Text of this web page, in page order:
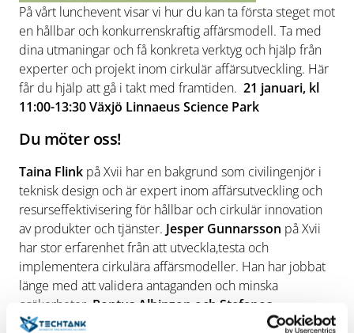
På vårt lunchevent visar vi hur du kan ta första steget mot
en hållbar och konkurrenskraftig affärsmodell. Ta med
dina utmaningar och få konkreta verktyg och hjälp från
experter och projekt inom cirkulär affärsutveckling. Här
får du hjälp att gå i takt med framtiden. 21 januari, kl
11:00-13:30 Växjö Linnaeus Science Park
Du möter oss!
Taina Flink på Xvii har en bakgrund som civilingenjör i
teknisk design och är expert inom affärsutveckling och
resurseffektivisering för hållbar och cirkulär innovation
av produkter och tjänster. Jesper Gunnarsson på Xvii
har stor erfarenhet från att utveckla,testa och
implementera cirkulära affärsmodeller. Han har jobbat
länge med att validera antaganden och minska
osäkerheter. Pontus Albinzon och Stefanos
Papamichailidis
från Almi Kronoberg delar insikter och